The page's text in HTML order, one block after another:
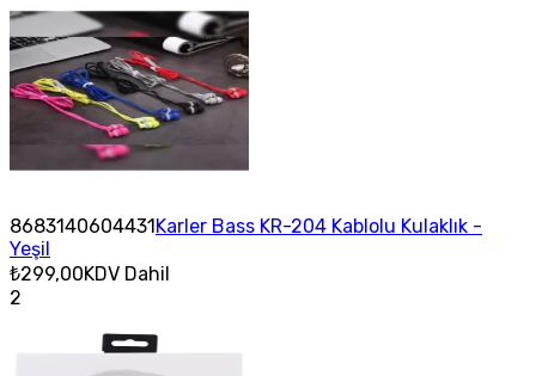
8683140604431Karler Bass KR-204 Kablolu Kulaklık -
Yeşil
₺299,00KDV Dahil
2